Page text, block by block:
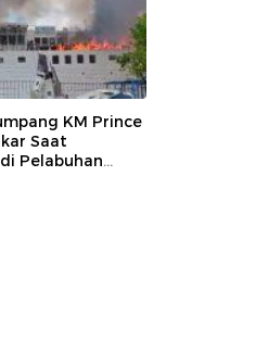
KM Prince
Saat
Pelabuhan
Keberangkatan
Dialihkan